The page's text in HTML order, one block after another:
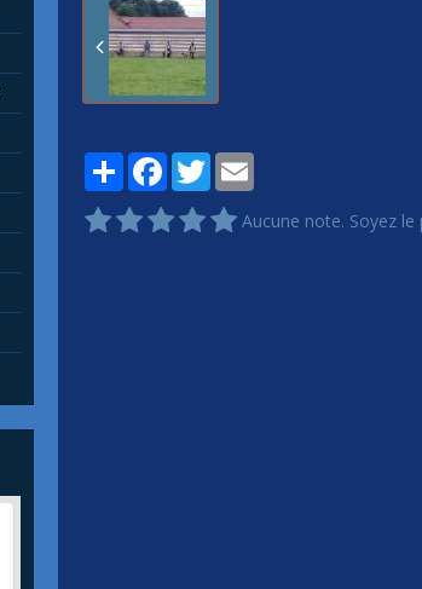
PartagerFacebook
TwitterEmail
Aucune note. Soyez